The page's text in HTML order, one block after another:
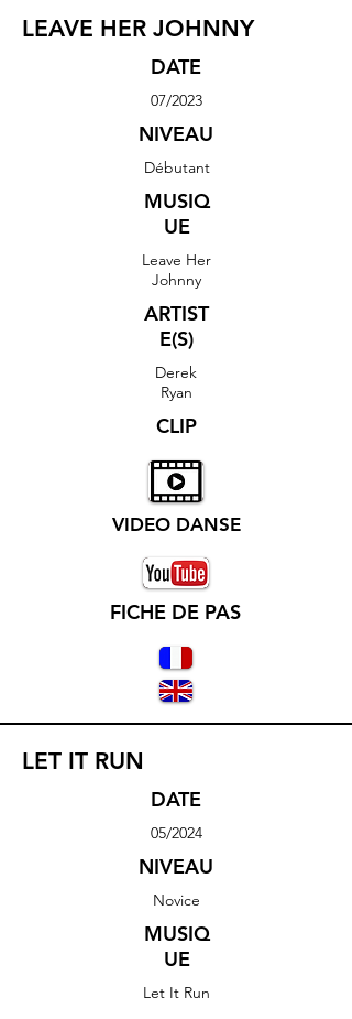
LEAVE HER JOHNNY
DATE
07/2023
NIVEAU
Débutant
MUSIQ
UE
Leave Her
Johnny
ARTIST
E(S)
Derek
Ryan
CLIP
VIDEO DANSE
FICHE DE PAS
LET IT RUN
DATE
05/2024
NIVEAU
Novice
MUSIQ
UE
Let It Run